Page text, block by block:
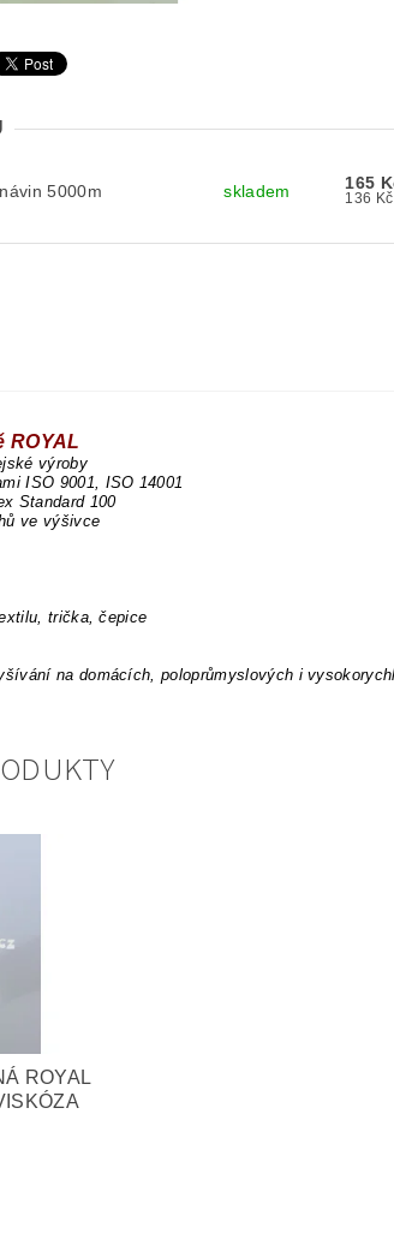
5000m skladem 165
ROYAL
výroby
ISO 9001, ISO 14001
Standard 100
ve výšivce
trička, čepice
na domácích, poloprůmyslových i
ROYAL